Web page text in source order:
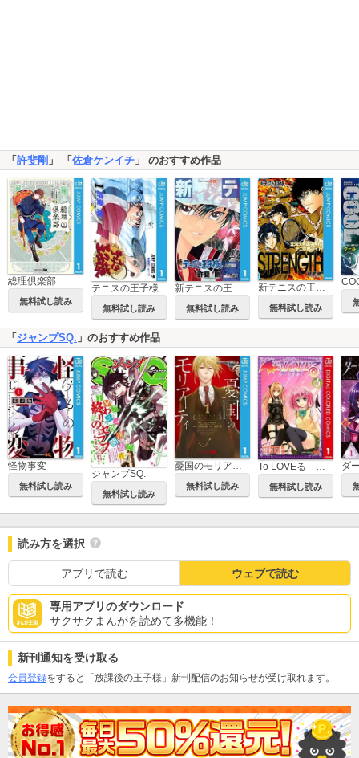
「 許斐剛 」 「 佐倉ケンイチ 」 のおすすめ作品
総理倶楽部
無料試し読み
テニスの王子様
無料試し読み
新テニスの王子様
無料試し読み
新テニスの王子様 立海大附属中学校テニス部ガイド『STRENGTH』
無料試し読み
「 ジャンプSQ. 」のおすすめ作品
怪物事変
無料試し読み
ジャンプSQ.
無料試し読み
憂国のモリアーティ
無料試し読み
To LOVEる―とらぶる―ダークネス カラー版
無料試し読み
読み方を選択
アプリで読む ウェブで読む
専用アプリのダウンロード
サクサクまんがを読めて多機能！
新刊通知を受け取る
会員登録をすると「放課後の王子様」新刊配信のお知らせが受け取れます。